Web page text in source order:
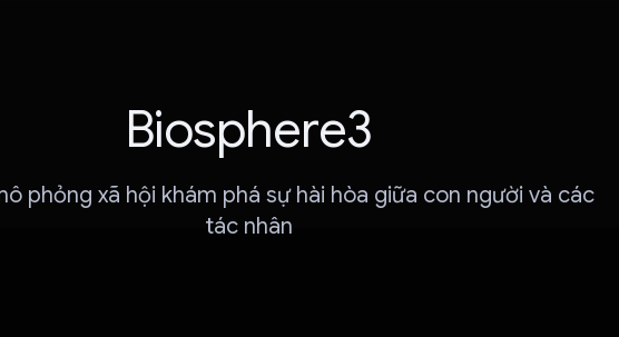
Biosphere3
phỏng xã hội khám phá sự hài hòa giữa con người và các
tác nhân